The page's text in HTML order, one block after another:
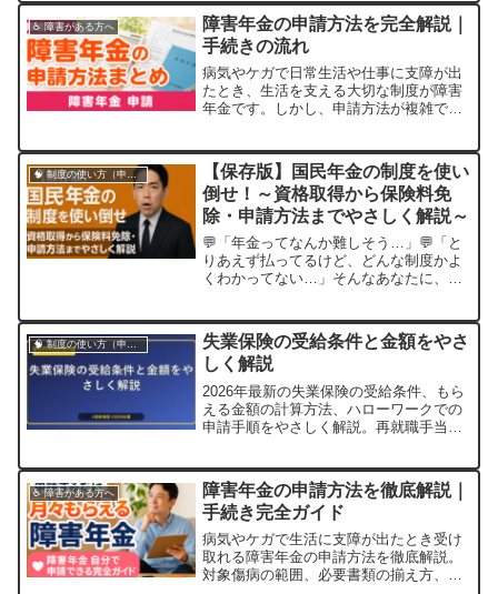
♿ 障害がある方へ
障害年金の申請方法を完全解説｜
手続きの流れ
病気やケガで日常生活や仕事に支障が出
たとき、生活を支える大切な制度が障害
年金です。しかし、申請方法が複雑で
は、障害年金の申請手順を初めての方に
も分かり […]
🧠 制度の使い方（申請・相談など）
【保存版】国民年金の制度を使い
倒せ！～資格取得から保険料免
除・申請方法までやさしく解説～
💬「年金ってなんか難しそう…」💬「と
りあえず払ってるけど、どんな制度かよ
くわかってない…」そんなあなたに、今
す！🔻結論 国民年金は“守り”の制度。
申請次第で味方になる！国民年金は「老
後のための貯金」だけじゃありません。
失業・出産・...
🧠 制度の使い方（申請・相談など）
失業保険の受給条件と金額をやさ
しく解説
2026年最新の失業保険の受給条件、もら
える金額の計算方法、ハローワークでの
申請手順をやさしく解説。再就職手当や
♿ 障害がある方へ
障害年金の申請方法を徹底解説｜
手続き完全ガイド
病気やケガで生活に支障が出たとき受け
取れる障害年金の申請方法を徹底解説。
対象傷病の範囲、必要書類の揃え方、審